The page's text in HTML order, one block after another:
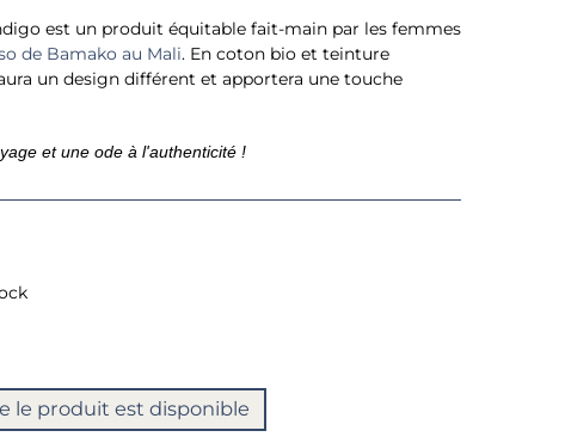
est un produit équitable fait-main par les femmes
de Bamako au Mali. En coton bio et teinture
un design différent et apportera une touche
et une ode à l'authenticité !
le produit est disponible